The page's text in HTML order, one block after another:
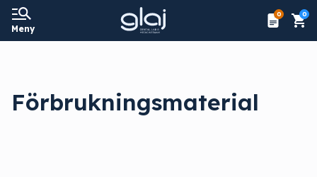
Meny
0 0
Förbrukningsmaterial